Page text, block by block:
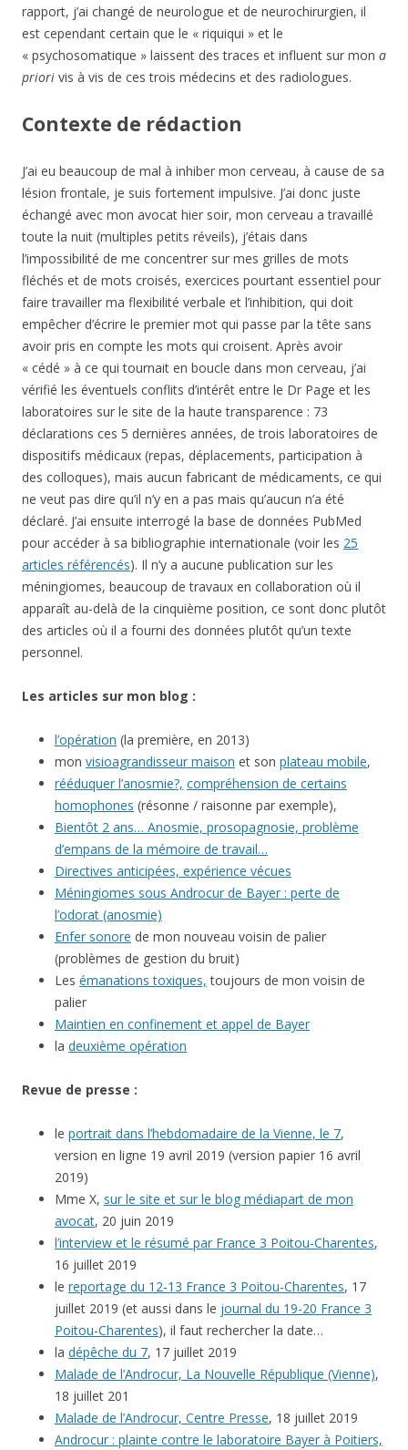
rapport, j’ai changé de neurologue et de neurochirurgien, il
est cependant certain que le « riquiqui » et le
« psychosomatique » laissent des traces et influent sur mon a
priori vis à vis de ces trois médecins et des radiologues.
Contexte de rédaction
J’ai eu beaucoup de mal à inhiber mon cerveau, à cause de sa
lésion frontale, je suis fortement impulsive. J’ai donc juste
échangé avec mon avocat hier soir, mon cerveau a travaillé
toute la nuit (multiples petits réveils), j’étais dans
l’impossibilité de me concentrer sur mes grilles de mots
fléchés et de mots croisés, exercices pourtant essentiel pour
faire travailler ma flexibilité verbale et l’inhibition, qui doit
empêcher d’écrire le premier mot qui passe par la tête sans
avoir pris en compte les mots qui croisent. Après avoir
« cédé » à ce qui tournait en boucle dans mon cerveau, j’ai
vérifié les éventuels conflits d’intérêt entre le Dr Page et les
laboratoires sur le site de la haute transparence : 73
déclarations ces 5 dernières années, de trois laboratoires de
dispositifs médicaux (repas, déplacements, participation à
des colloques), mais aucun fabricant de médicaments, ce qui
ne veut pas dire qu’il n’y en a pas mais qu’aucun n’a été
déclaré. J’ai ensuite interrogé la base de données PubMed
pour accéder à sa bibliographie internationale (voir les 25
articles référencés). Il n’y a aucune publication sur les
méningiomes, beaucoup de travaux en collaboration où il
apparaît au-delà de la cinquième position, ce sont donc plutôt
des articles où il a fourni des données plutôt qu’un texte
personnel.
Les articles sur mon blog :
l’opération (la première, en 2013)
mon visioagrandisseur maison et son plateau mobile,
rééduquer l’anosmie?, compréhension de certains
homophones (résonne / raisonne par exemple),
Bientôt 2 ans… Anosmie, prosopagnosie, problème
d’empans de la mémoire de travail…
Directives anticipées, expérience vécues
Méningiomes sous Androcur de Bayer : perte de
l’odorat (anosmie)
Enfer sonore de mon nouveau voisin de palier
(problèmes de gestion du bruit)
Les émanations toxiques, toujours de mon voisin de
palier
Maintien en confinement et appel de Bayer
la deuxième opération
Revue de presse :
le portrait dans l’hebdomadaire de la Vienne, le 7,
version en ligne 19 avril 2019 (version papier 16 avril
2019)
Mme X, sur le site et sur le blog médiapart de mon
avocat, 20 juin 2019
l’interview et le résumé par France 3 Poitou-Charentes,
16 juillet 2019
le reportage du 12-13 France 3 Poitou-Charentes, 17
juillet 2019 (et aussi dans le journal du 19-20 France 3
Poitou-Charentes), il faut rechercher la date…
la dépêche du 7, 17 juillet 2019
Malade de l’Androcur, La Nouvelle République (Vienne),
18 juillet 201
Malade de l’Androcur, Centre Presse, 18 juillet 2019
Androcur : plainte contre le laboratoire Bayer à Poitiers,